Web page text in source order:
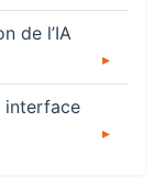
de l’IA
interface